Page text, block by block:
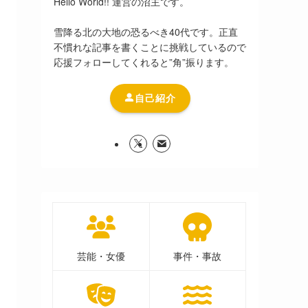
雪降る北の大地の恐るべき40代です。正直
不慣れな記事を書くことに挑戦しているので
応援フォローしてくれると”角”振ります。
自己紹介
芸能・女優 事件・事故